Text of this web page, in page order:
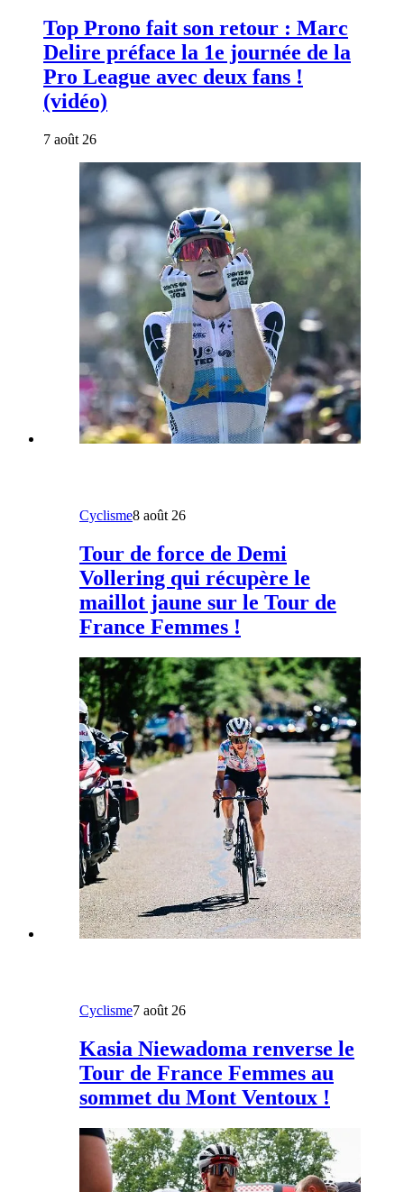
Top Prono fait son retour : Marc
Delire préface la 1e journée de la
Pro League avec deux fans !
(vidéo)
7 août 26
Cyclisme8 août 26
Tour de force de Demi
Vollering qui récupère le
maillot jaune sur le Tour de
France Femmes !
Cyclisme7 août 26
Kasia Niewadoma renverse le
Tour de France Femmes au
sommet du Mont Ventoux !